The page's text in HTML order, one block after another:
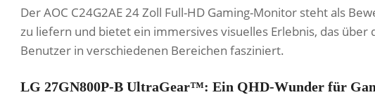
Der AOC C24G2AE 24 Zoll Full-HD Gaming-Monitor steht als
zu liefern und bietet ein immersives visuelles Erlebnis, das über
Benutzer in verschiedenen Bereichen fasziniert.
LG 27GN800P-B UltraGear™: Ein QHD-Wunder für